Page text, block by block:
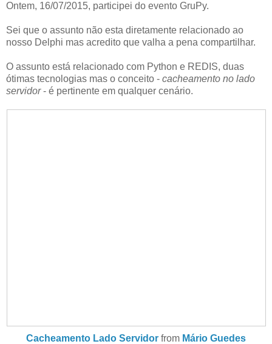
Ontem, 16/07/2015, participei do evento GruPy.
Sei que o assunto não esta diretamente relacionado ao
nosso Delphi mas acredito que valha a pena compartilhar.
O assunto está relacionado com Python e REDIS, duas
ótimas tecnologias mas o conceito - cacheamento no lado
servidor- é pertinente em qualquer cenário.
Cacheamento Lado Servidor from Mário Guedes